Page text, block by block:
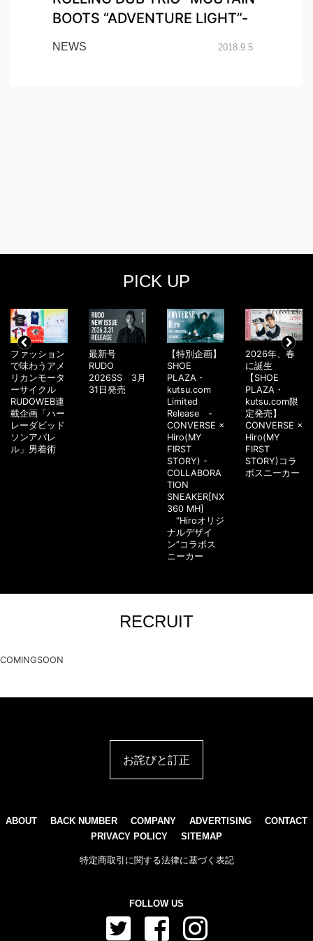
BOOTS “ADVENTURE LIGHT”-
NEWS 2018.9.5
PICK UP
ファッション
で味わうアメ
リカンモータ
ーサイクル
RUDOWEB連
載企画「ハー
レーダビッド
ソンアパレ
ル」男着術
最新号
RUDO
2026SS 3月
31日発売
【特別企画】
SHOE
PLAZA・
kutsu.com
Limited
Release -
CONVERSE ×
Hiro(MY
FIRST
STORY) -
COLLABORA
TION
SNEAKER[NX
360 MH]
“Hiroオリジ
ナルデザイ
ン”コラボス
ニーカー
2026年、春
に誕生
【SHOE
PLAZA・
kutsu.com限
定発売】
CONVERSE ×
Hiro(MY
FIRST
STORY)コラ
ボスニーカー
RECRUIT
COMINGSOON
お詫びと訂正
ABOUT BACK NUMBER COMPANY ADVERTISING
CONTACT
PRIVACY POLICY
SITEMAP
特定商取引に関する法律に基づく表記
FOLLOW US